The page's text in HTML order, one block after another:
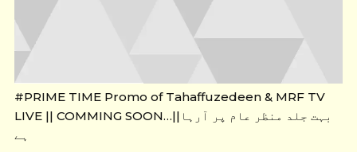
#PRIME TIME Promo of Tahaffuzedeen & MRF TV
LIVE || COMMING SOON…||بہت جلد منظر عام پر آرہا
ہے